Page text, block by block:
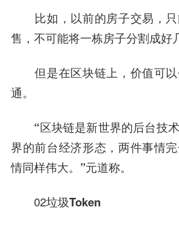
比如，以前的房子交易，只
售，不可能将一栋房子分割成好
但是在区块链上，价值可以
通。
“区块链是新世界的后台技
界的前台经济形态，两件事情
情同样伟大。”元道称。
02垃圾Token